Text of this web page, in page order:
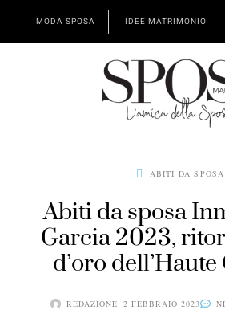
MODA SPOSA IDEE MATRIMONIO
ABITI DA SPOSA
Abiti da sposa
Garcia 2023,
d’oro
REDAZIONE 2 FEBBRAIO 2023